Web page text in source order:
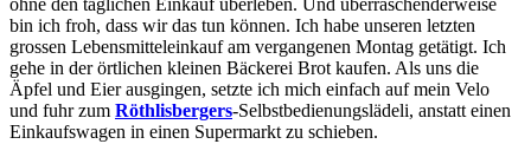
ohne den täglichen Einkauf überleben. Und überraschenderweise
bin ich froh, dass wir das tun können. Ich habe unseren letzten
grossen Lebensmitteleinkauf am vergangenen Montag getätigt. Ich
gehe in der örtlichen kleinen Bäckerei Brot kaufen. Als uns die
Äpfel und Eier ausgingen, setzte ich mich einfach auf mein Velo
und fuhr zum Röthlisbergers-Selbstbedienungslädeli, anstatt einen
Einkaufswagen in einen Supermarkt zu schieben.